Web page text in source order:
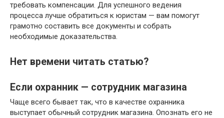
требовать компенсации. Для успешного ведения
процесса лучше обратиться к юристам — вам помогут
грамотно составить все документы и собрать
необходимые доказательства.
Нет времени читать статью?
Если охранник — сотрудник магазина
Чаще всего бывает так, что в качестве охранника
выступает обычный сотрудник магазина. Опознать его не